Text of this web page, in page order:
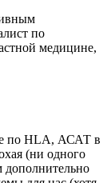
по
медицине,
по HLA, АСАТ в
(ни одного
дополнительно